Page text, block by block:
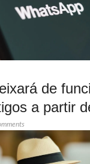
de
a partir